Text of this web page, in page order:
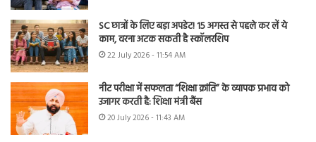
SC छात्रों के लिए बड़ा अपडेट! 15 अगस्त से पहले कर लें ये
काम, वरना अटक सकती है स्कॉलरशिप
22 July 2026 - 11:54 AM
नीट परीक्षा में सफलता “शिक्षा क्रांति” के व्यापक प्रभाव को
उजागर करती है: शिक्षा मंत्री बैंस
20 July 2026 - 11:43 AM